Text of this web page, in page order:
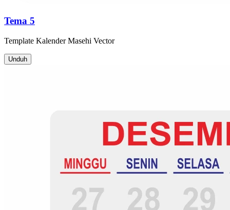
Tema 5
Template Kalender Masehi Vector
Unduh